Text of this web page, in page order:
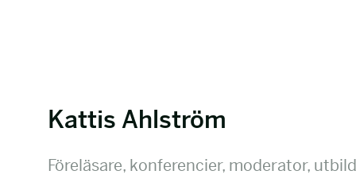
Kattis Ahlström
Föreläsare, konferencier, moderator,